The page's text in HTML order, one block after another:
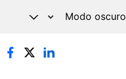
Modo oscuro